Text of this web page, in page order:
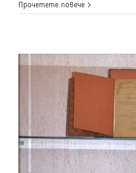
Прочетете повече